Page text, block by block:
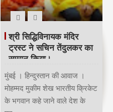
श्री सिद्धिविनायक मंदिर
ट्रस्ट ने सचिन तेंदुलकर का
सम्मान किया।
मुंबई । हिन्दुस्तान की आवाज ।
मोहम्मद मुकीम शेख भारतीय क्रिकेट
के भगवान कहे जाने वाले देश के